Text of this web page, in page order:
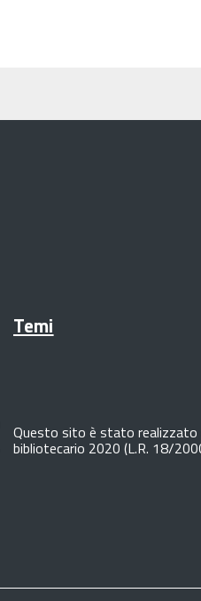
Temi
Questo sito è stato realizzato
bibliotecario 2020 (L.R. 18/